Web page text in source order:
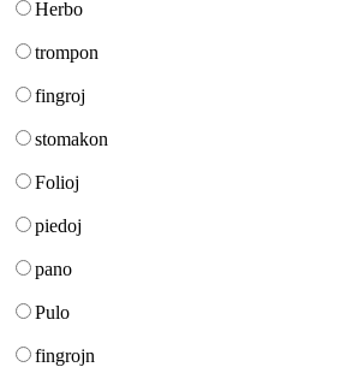
Herbo
trompon
fingroj
stomakon
Folioj
piedoj
pano
Pulo
fingrojn